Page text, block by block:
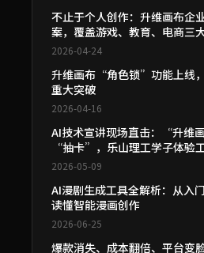
不止于个人创作：升维画布企
案，覆盖游戏、教育、电商三
2026-04-24
升维画布“角色锁”功能上线
重大突破
2026-04-16
AI技术宣讲现场直击：“升维
“抽卡”，乐山理工学子体验
2026-05-09
AI漫剧生成工具全解析：从入
读懂智能漫画创作
2026-06-25
爆款消失、成本翻倍、平台变